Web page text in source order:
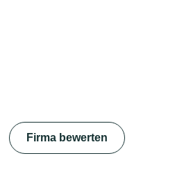
Firma bewerten